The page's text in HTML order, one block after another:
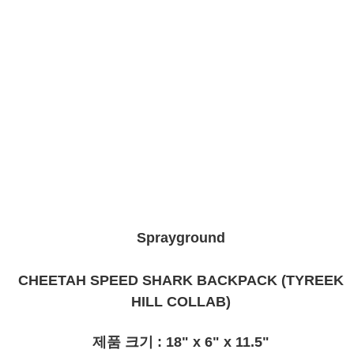
Sprayground
CHEETAH SPEED SHARK BACKPACK (TYREEK
HILL COLLAB)
제품 크기 : 18" x 6" x 11.5"